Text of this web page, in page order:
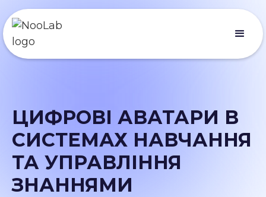
ЦИФРОВІ АВАТАРИ В
СИСТЕМАХ НАВЧАННЯ
ТА УПРАВЛІННЯ
ЗНАННЯМИ